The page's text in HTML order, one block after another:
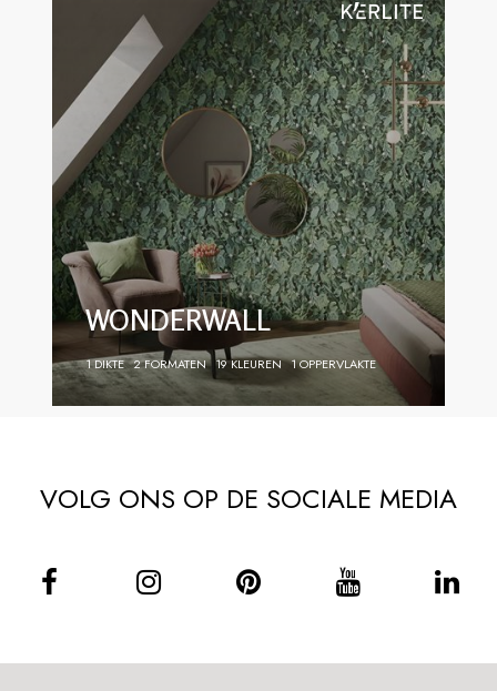
WONDERWALL
1 DIKTE 2 FORMATEN 19 KLEUREN 1 OPPERVLAKTE
VOLG ONS OP DE SOCIALE MEDIA